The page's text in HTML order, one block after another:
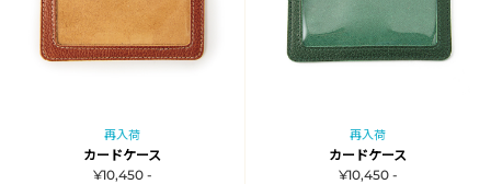
再入荷
カードケース
¥10,450 -
再入荷
カードケース
¥10,450 -